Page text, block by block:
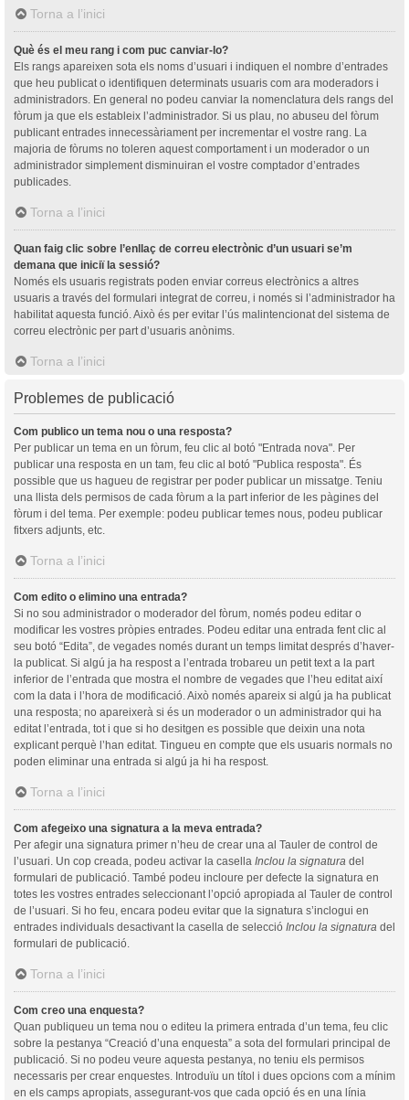
Torna a l’inici
Què és el meu rang i com puc canviar-lo?
Els rangs apareixen sota els noms d’usuari i indiquen el nombre d’entrades
que heu publicat o identifiquen determinats usuaris com ara moderadors i
administradors. En general no podeu canviar la nomenclatura dels rangs del
fòrum ja que els estableix l’administrador. Si us plau, no abuseu del fòrum
publicant entrades innecessàriament per incrementar el vostre rang. La
majoria de fòrums no toleren aquest comportament i un moderador o un
administrador simplement disminuiran el vostre comptador d’entrades
publicades.
Torna a l’inici
Quan faig clic sobre l’enllaç de correu electrònic d’un usuari se’m
demana que iniciï la sessió?
Només els usuaris registrats poden enviar correus electrònics a altres
usuaris a través del formulari integrat de correu, i només si l’administrador ha
habilitat aquesta funció. Això és per evitar l’ús malintencionat del sistema de
correu electrònic per part d’usuaris anònims.
Torna a l’inici
Problemes de publicació
Com publico un tema nou o una resposta?
Per publicar un tema en un fòrum, feu clic al botó "Entrada nova". Per
publicar una resposta en un tam, feu clic al botó "Publica resposta". És
possible que us hagueu de registrar per poder publicar un missatge. Teniu
una llista dels permisos de cada fòrum a la part inferior de les pàgines del
fòrum i del tema. Per exemple: podeu publicar temes nous, podeu publicar
fitxers adjunts, etc.
Torna a l’inici
Com edito o elimino una entrada?
Si no sou administrador o moderador del fòrum, només podeu editar o
modificar les vostres pròpies entrades. Podeu editar una entrada fent clic al
seu botó “Edita”, de vegades només durant un temps limitat després d’haver-
la publicat. Si algú ja ha respost a l’entrada trobareu un petit text a la part
inferior de l’entrada que mostra el nombre de vegades que l’heu editat així
com la data i l’hora de modificació. Això només apareix si algú ja ha publicat
una resposta; no apareixerà si és un moderador o un administrador qui ha
editat l’entrada, tot i que si ho desitgen es possible que deixin una nota
explicant perquè l’han editat. Tingueu en compte que els usuaris normals no
poden eliminar una entrada si algú ja hi ha respost.
Torna a l’inici
Com afegeixo una signatura a la meva entrada?
Per afegir una signatura primer n’heu de crear una al Tauler de control de
l’usuari. Un cop creada, podeu activar la casella Inclou la signatura del
formulari de publicació. També podeu incloure per defecte la signatura en
totes les vostres entrades seleccionant l’opció apropiada al Tauler de control
de l’usuari. Si ho feu, encara podeu evitar que la signatura s’inclogui en
entrades individuals desactivant la casella de selecció Inclou la signatura del
formulari de publicació.
Torna a l’inici
Com creo una enquesta?
Quan publiqueu un tema nou o editeu la primera entrada d’un tema, feu clic
sobre la pestanya “Creació d’una enquesta” a sota del formulari principal de
publicació. Si no podeu veure aquesta pestanya, no teniu els permisos
necessaris per crear enquestes. Introduïu un títol i dues opcions com a mínim
en els camps apropiats, assegurant-vos que cada opció és en una línia